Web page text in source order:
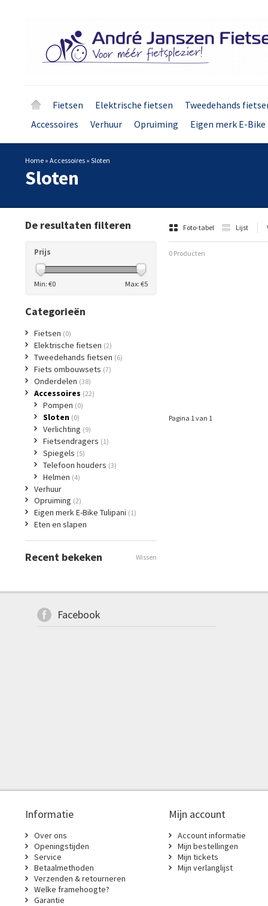
Fietsen Elektrische fietsen
Tweedehands
Accessoires
Verhuur Opruiming Eigen merk E-
Home » Accessoires » Sloten
Sloten
Foto-tabel Lijst
0 Producten
Pagina 1 van 1
De resultaten filteren
Prijs
Min: €0 Max: €5
Categorieën
Fietsen (0)
Elektrische fietsen (2)
Tweedehands fietsen (6)
Fiets ombouwsets (7)
Onderdelen (38)
Accessoires (22)
Pompen (0)
Sloten (0)
Verlichting (9)
Fietsendragers (1)
Spiegels (5)
Telefoon houders (3)
Helmen (4)
Verhuur
Opruiming (2)
Eigen merk E-Bike Tulipani (1)
Eten en slapen
Recent bekeken Wissen
Facebook
Informatie
Over ons
Openingstijden
Service
Betaalmethoden
Verzenden & retourneren
Welke framehoogte?
Garantie
Mijn account
Account informatie
Mijn bestellingen
Mijn tickets
Mijn verlanglijst